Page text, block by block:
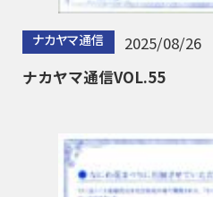
ナカヤマ通信
2025/08/26
ナカヤマ通信VOL.55